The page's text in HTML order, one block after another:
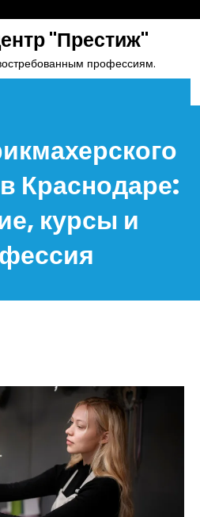
"Престиж"
профессиям.
Краснодаре:
курсы и